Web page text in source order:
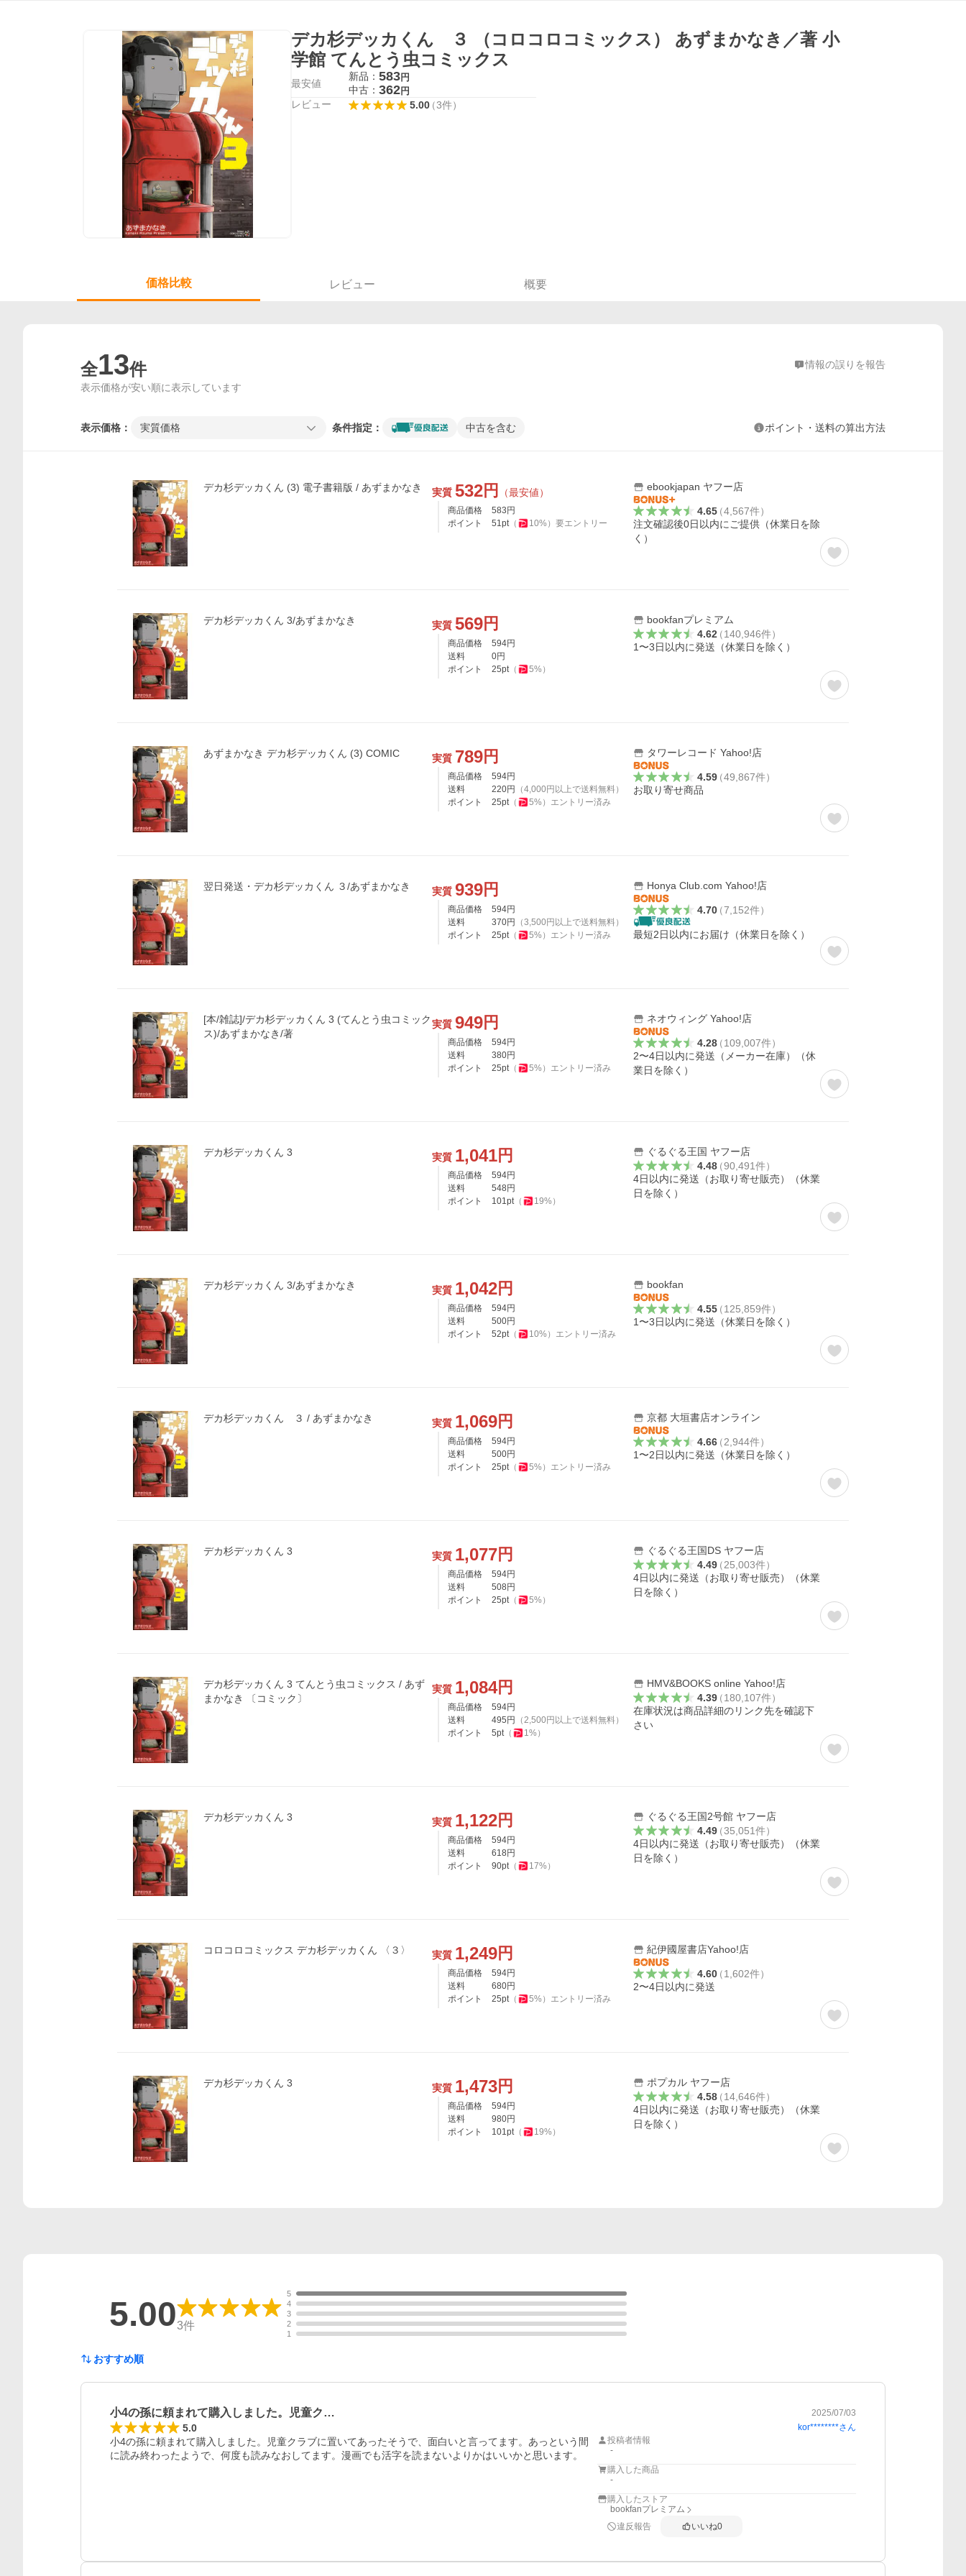
デカ杉デッカくん ３ （コロコロコミックス） あずまかなき／著 小
学館 てんとう虫コミックス
最安値
新品： 583円
中古： 362円
レビュー 5.00（3件）
価格比較 レビュー 概要
全13件 情報の誤りを報告
表示価格が安い順に表示しています
表示価格： 実質価格 条件指定： 中古を含む ポイント・送料の算出方法
デカ杉デッカくん (3) 電子書籍版 / あずまかなき 実質 532円 （最安値）
商品価格 583 円
ポイント
51pt（ 10%） 要エントリー
ebookjapan ヤフー店
4.65（4,567件）
注文確認後0日以内にご提供（休業日を除
く）
デカ杉デッカくん 3/あずまかなき 実質 569円
商品価格 594円
送料
0円
ポイント
25pt（ 5%）
bookfanプレミアム
4.62（140,946件）
1〜3日以内に発送（休業日を除く）
あずまかなき デカ杉デッカくん (3) COMIC 実質 789円
商品価格 594円
送料
220円 （4,000 円以上で送料無料）
ポイント
25pt（ 5%） エントリー済み
タワーレコード Yahoo!店
4.59（49,867件）
お取り寄せ商品
翌日発送・デカ杉デッカくん ３/あずまかなき 実質 939円
商品価格 594円
送料
370円 （3,500 円以上で送料無料）
ポイント
25pt（ 5%） エントリー済み
Honya Club.com Yahoo!店
4.70（7,152件）
最短2日以内にお届け（休業日を除く）
[本/雑誌]/デカ杉デッカくん 3 (てんとう虫コミック
ス)/あずまかなき/著
実質 949円
商品価格 594円
送料
380円
ポイント
25pt（ 5%） エントリー済み
ネオウィング Yahoo!店
4.28（109,007件）
2〜4日以内に発送（メーカー在庫）（休
業日を除く）
デカ杉デッカくん 3 実質 1,041円
商品価格 594円
送料
548 円
ポイント
101pt（ 19%）
ぐるぐる王国 ヤフー店
4.48（90,491件）
4日以内に発送（お取り寄せ販売）（休業
日を除く）
デカ杉デッカくん 3/あずまかなき 実質 1,042円
商品価格 594円
送料
500円
ポイント
52pt（ 10%） エントリー済み
bookfan
4.55（125,859件）
1〜3日以内に発送（休業日を除く）
デカ杉デッカくん ３ / あずまかなき 実質 1,069円
商品価格 594円
送料
500円
ポイント
25pt（ 5%） エントリー済み
京都 大垣書店オンライン
4.66（2,944件）
1〜2日以内に発送（休業日を除く）
デカ杉デッカくん 3 実質 1,077円
商品価格 594円
送料
508 円
ポイント
25pt（ 5%）
ぐるぐる王国DS ヤフー店
4.49（25,003件）
4日以内に発送（お取り寄せ販売）（休業
日を除く）
デカ杉デッカくん 3 てんとう虫コミックス / あず
まかなき 〔コミック〕
実質 1,084円
商品価格 594円
送料
495 円 （2,500 円以上で送料無料）
ポイント
5pt（ 1%）
HMV&BOOKS online Yahoo!店
4.39（180,107件）
在庫状況は商品詳細のリンク先を確認下
さい
デカ杉デッカくん 3 実質 1,122円
商品価格 594円
送料
618 円
ポイント
90pt（ 17%）
ぐるぐる王国2号館 ヤフー店
4.49（35,051件）
4日以内に発送（お取り寄せ販売）（休業
日を除く）
コロコロコミックス デカ杉デッカくん 〈３〉 実質 1,249円
商品価格 594円
送料
680円
ポイント
25pt（ 5%） エントリー済み
紀伊國屋書店Yahoo!店
4.60（1,602件）
2〜4日以内に発送
デカ杉デッカくん 3 実質 1,473円
商品価格 594円
送料
980円
ポイント
101pt（ 19%）
ポプカル ヤフー店
4.58（14,646件）
4日以内に発送（お取り寄せ販売）（休業
日を除く）
5.003件
5
4
3
2
1
おすすめ順
小4の孫に頼まれて購入しました。児童ク… 2025/07/03
5.0 kor********さん
小4の孫に頼まれて購入しました。児童クラブに置いてあったそうで、面白いと言ってます。あっという間
に読み終わったようで、何度も読みなおしてます。漫画でも活字を読まないよりかはいいかと思います。
投稿者情報
-
購入した商品
-
購入したストア
bookfanプレミアム
違反報告
いいね0